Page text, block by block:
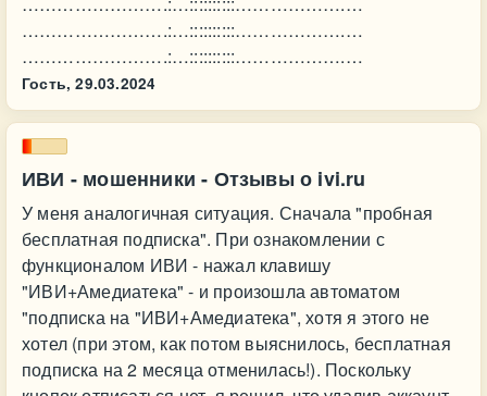
…………………….:…::::::::::……………….…
…………………….:…::::::::::……………….…
Гость, 29.03.2024
ИВИ - мошенники - Отзывы о ivi.ru
У меня аналогичная ситуация. Сначала "пробная
бесплатная подписка". При ознакомлении с
функционалом ИВИ - нажал клавишу
"ИВИ+Амедиатека" - и произошла автоматом
"подписка на "ИВИ+Амедиатека", хотя я этого не
хотел (при этом, как потом выяснилось, бесплатная
подписка на 2 месяца отменилась!). Поскольку